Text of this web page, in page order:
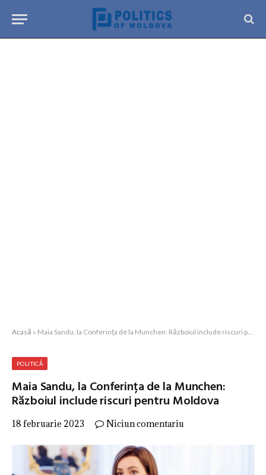
Acasă » Maia Sandu, la Conferința de la Munchen: Războiul include riscuri pentru Moldova
POLITICĂ
Maia Sandu, la Conferința de la Munchen:
Războiul include riscuri pentru Moldova
18 februarie 2023 Niciun comentariu